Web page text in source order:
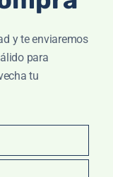
condiciones
y te enviaremos
para
tu